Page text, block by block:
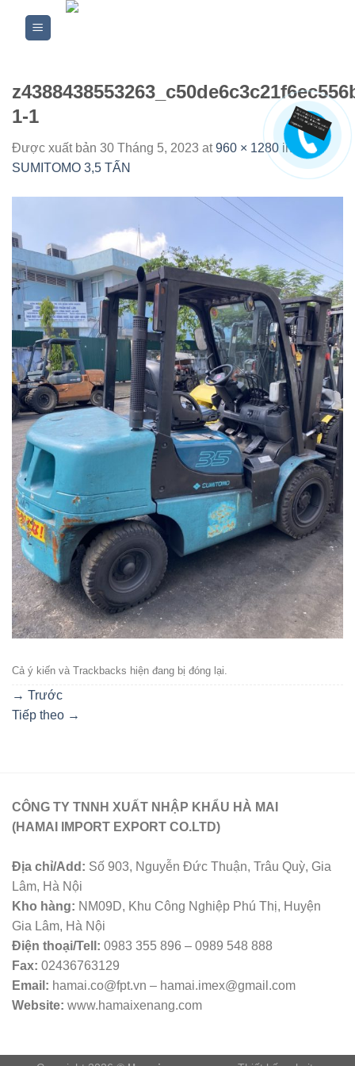
1-1
Được xuất bản 30 Tháng 5, 2023 at960 × 1280 in
XE
SUMITOMO 3,5 TẤN
Cả ý kiến ​​và Trackbacks hiện đang bị đóng lại.
→ Trước
Tiếp theo →
CÔNG TY TNNH XUẤT NHẬP KHẨU HÀ MAI
(HAMAI IMPORT EXPORT CO.LTD)
Địa chỉ/Add: Số 903, Nguyễn Đức Thuận, Trâu Quỳ, Gia
Lâm, Hà Nội
Kho hàng: NM09D, Khu Công Nghiệp Phú Thị, Huyện
Gia Lâm, Hà Nội
Điện thoại/Tell: 0983 355 896 – 0989 548 888
Fax: 02436763129
Email: hamai.co@fpt.vn – hamai.imex@gmail.com
Website: www.hamaixenang.com